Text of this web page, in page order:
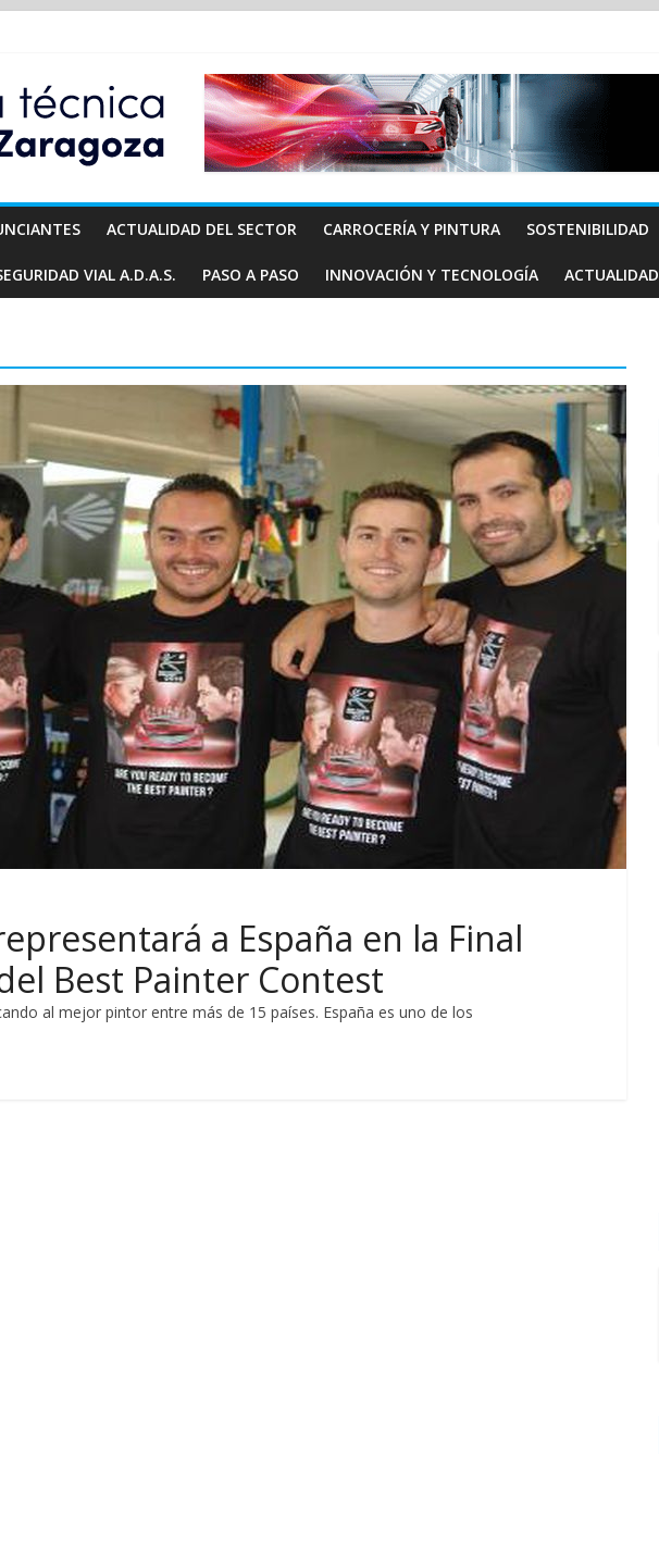
ACTUALIDAD DEL SECTOR CARROCERÍA Y PINTURA SOSTENIBILIDAD
VIAL A.D.A.S. PASO A PASO INNOVACIÓN Y TECNOLOGÍA ACTUALIDAD
a España en la Final
Best Painter Contest
al mejor pintor entre más de 15 países. España es uno de los